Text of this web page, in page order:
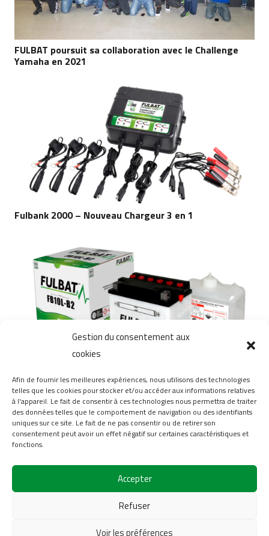
Gestion du consentement aux
cookies
Afin de fournir les meilleures expériences, nous utilisons des technologies
telles que les cookies pour stocker et/ou accéder aux informations relatives
à l'appareil. Le fait de consentir à ces technologies nous permettra de traiter
des données telles que le comportement de navigation ou des identifiants
uniques sur ce site. Le fait de ne pas consentir ou de retirer son
consentement peut avoir un effet négatif sur certaines caractéristiques et
fonctions.
Accepter
Refuser
Voir les préférences
FULBAT poursuit sa collaboration avec le Challenge
Yamaha en 2021
Fulbank 2000 – Nouveau Chargeur 3 en 1
Nouvelle Réglementation Européenne sur la vente
7